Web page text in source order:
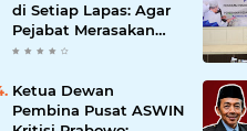
Restoratif untuk
Lemah, Tegas untuk
Narkoba & Oknum
di Setiap Lapas: Agar
Pejabat Merasakan
Suasana Penjara, Tak
Menyalahgunakan
Amanah
Ketua Dewan
Pembina Pusat ASWIN